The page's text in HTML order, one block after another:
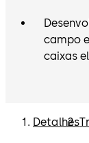
campo
caixas
Detalhes